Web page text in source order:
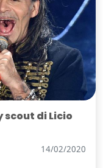
scout di Licio
14/02/2020